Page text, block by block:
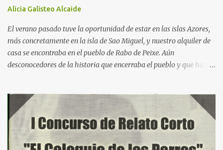
Alicia Galisteo Alcaide
El verano pasado tuve la oportunidad de estar en las islas Azores,
más concretamente en la isla de Sao Miguel, y nuestro alquiler de
casa se encontraba en el pueblo de Rabo de Peixe. Aún
desconocedores de la historia que encerraba el pueblo y que hasta
características de este paraje natural, veíamos cómo los bares
estaban llenos, la gente de semblante alegre, de tez morena
siempre amables con los visitantes, mostraban una piel trabajada
y arrugada mayoritariamente. El último día de viaje, durante el